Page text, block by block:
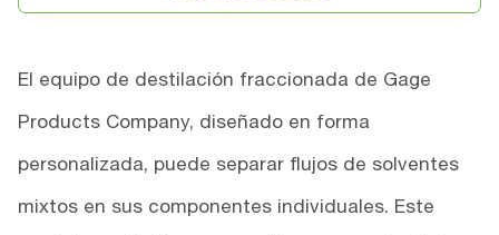
El equipo de destilación fraccionada de Gage
Products Company, diseñado en forma
personalizada, puede separar flujos de solventes
mixtos en sus componentes individuales. Este